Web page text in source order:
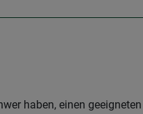
haben, einen